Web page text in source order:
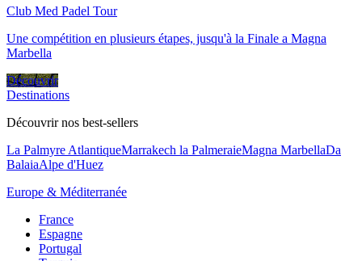
Club Med Padel Tour
Une compétition en plusieurs étapes, jusqu'à la Finale a Magna
Marbella
Découvrir
Destinations
Découvrir nos best-sellers
La Palmyre AtlantiqueMarrakech la PalmeraieMagna MarbellaDa
BalaiaAlpe d'Huez
Europe & Méditerranée
France
Espagne
Portugal